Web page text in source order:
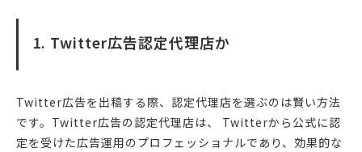
1. Twitter広告認定代理店か
Twitter広告を出稿する際、認定代理店を選ぶのは賢い方法
です。Twitter広告の認定代理店は、 Twitterから公式に認
定を受けた広告運用のプロフェッショナルであり、効果的な